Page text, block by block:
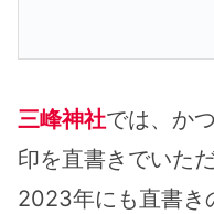
三峰神社では、か
印を直書きでいた
2023年にも直書き